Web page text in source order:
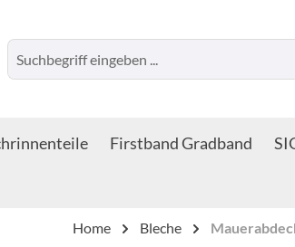
Firstband Gradband
Home Bleche